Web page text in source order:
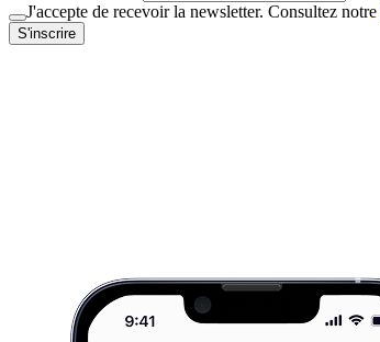
J'accepte de recevoir la newsletter. Consultez notre
S'inscrire